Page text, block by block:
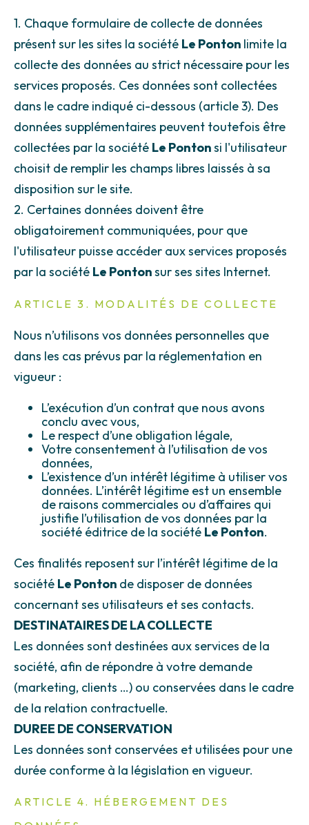
1. Chaque formulaire de collecte de données
présent sur les sites la société Le Ponton limite la
collecte des données au strict nécessaire pour les
services proposés. Ces données sont collectées
dans le cadre indiqué ci-dessous (article 3). Des
données supplémentaires peuvent toutefois être
collectées par la société Le Pontonsi l'utilisateur
choisit de remplir les champs libres laissés à sa
disposition sur le site.
2. Certaines données doivent être
obligatoirement communiquées, pour que
l'utilisateur puisse accéder aux services proposés
par la société Le Pontonsur ses sites Internet.
ARTICLE 3. MODALITÉS DE COLLECTE
Nous n’utilisons vos données personnelles que
dans les cas prévus par la réglementation en
vigueur :
L’exécution d’un contrat que nous avons
conclu avec vous,
Le respect d’une obligation légale,
Votre consentement à l’utilisation de vos
données,
L’existence d’un intérêt légitime à utiliser vos
données. L’intérêt légitime est un ensemble
de raisons commerciales ou d’affaires qui
justifie l’utilisation de vos données par la
société éditrice de la société Le Ponton.
Ces finalités reposent sur l’intérêt légitime de la
société Le Ponton de disposer de données
concernant ses utilisateurs et ses contacts.
DESTINATAIRES DE LA COLLECTE
Les données sont destinées aux services de la
société, afin de répondre à votre demande
(marketing, clients …) ou conservées dans le cadre
de la relation contractuelle.
DUREE DE CONSERVATION
Les données sont conservées et utilisées pour une
durée conforme à la législation en vigueur.
ARTICLE 4. HÉBERGEMENT DES